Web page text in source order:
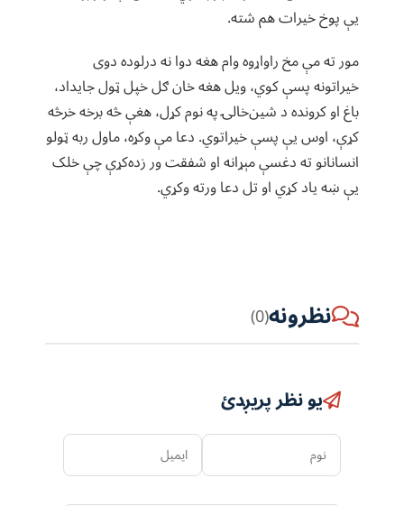
یې پوخ خیرات هم شته.
مور ته مې مخ راواړوه وام هغه دوا نه درلوده دوی
خیراتونه پسې کوي، ویل هغه خان ګل خپل ټول جایداد،
باغ او کرونده د شین‌خالۍ په نوم کړل، هغې څه برخه خرڅه
کړې، اوس یې پسې خیراتوي. دعا مې وکړه، ماول ربه ټولو
انسانانو ته دغسې مېړانه او شفقت ور زده‌کړې چې خلک
یې ښه یاد کړي او تل دعا ورته وکړي.
نظرونه(0)
یو نظر پریږدئ
نوم ایمیل